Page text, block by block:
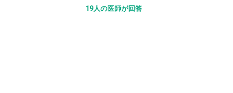
19人の医師が回答